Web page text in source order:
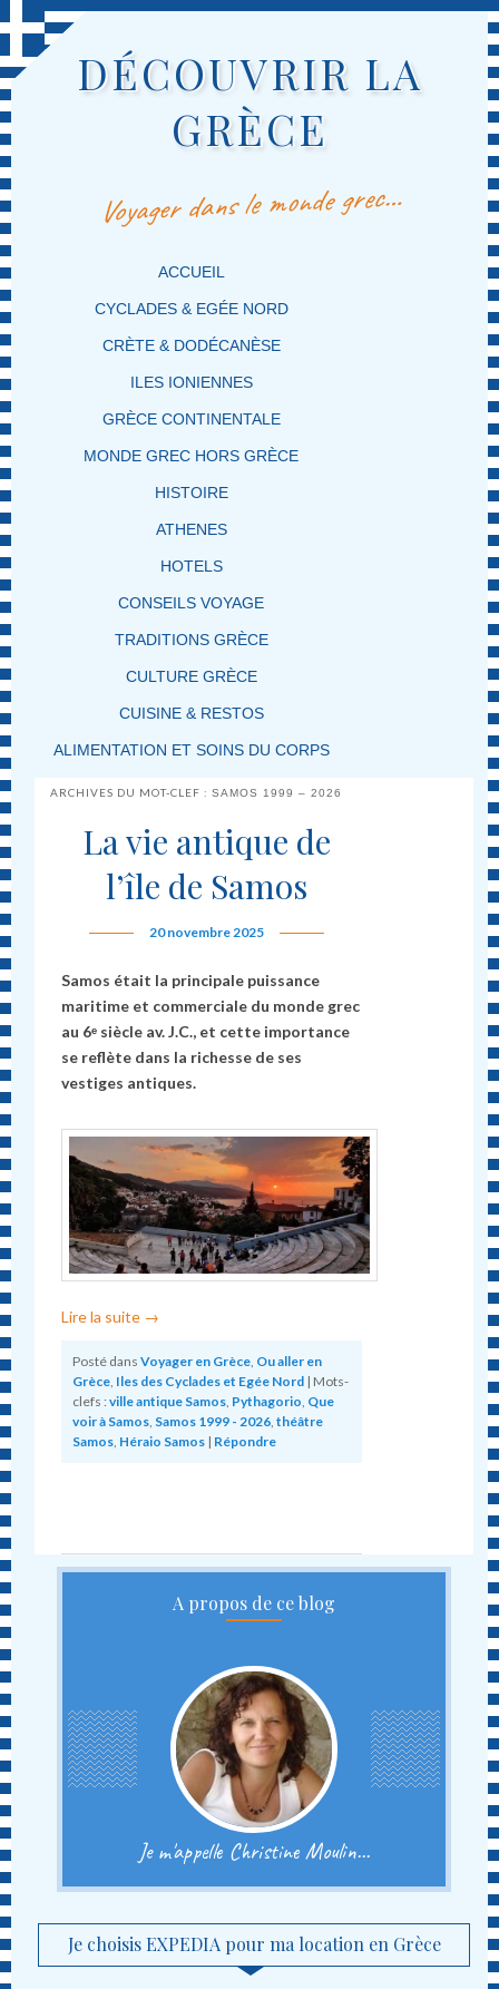
DÉCOUVRIR LA
GRÈCE
Voyager dans le monde grec…
MENU PRINCIPAL
MASQUER LA NAVIGATION PRINCIPALE
MASQUER LA NAVIGATION SECONDAIRE
ACCUEIL
CYCLADES & EGÉE NORD
CRÈTE & DODÉCANÈSE
ILES IONIENNES
GRÈCE CONTINENTALE
MONDE GREC HORS GRÈCE
HISTOIRE
ATHENES
HOTELS
CONSEILS VOYAGE
TRADITIONS GRÈCE
CULTURE GRÈCE
CUISINE & RESTOS
ALIMENTATION ET SOINS DU CORPS
ARCHIVES DU MOT-CLEF :SAMOS 1999 – 2026
La vie antique de
l’île de Samos
20 novembre 2025
Samos était la principale puissance
maritime et commerciale du monde grec
au 6ᵉ siècle av. J.C., et cette importance
se reflète dans la richesse de ses
vestiges antiques.
Lire la suite →
Posté dans Voyager en Grèce Ou aller en
Grèce Iles des Cyclades et Egée Nord | Mots-
clefs : ville antique Samos Pythagorio Que
voir à Samos Samos 1999 - 2026 ,théâtre
Samos Héraio Samos | Répondre
A propos de ce blog
Je m'appelle Christine Moulin...
Je choisis EXPEDIA pour ma location en Grèce